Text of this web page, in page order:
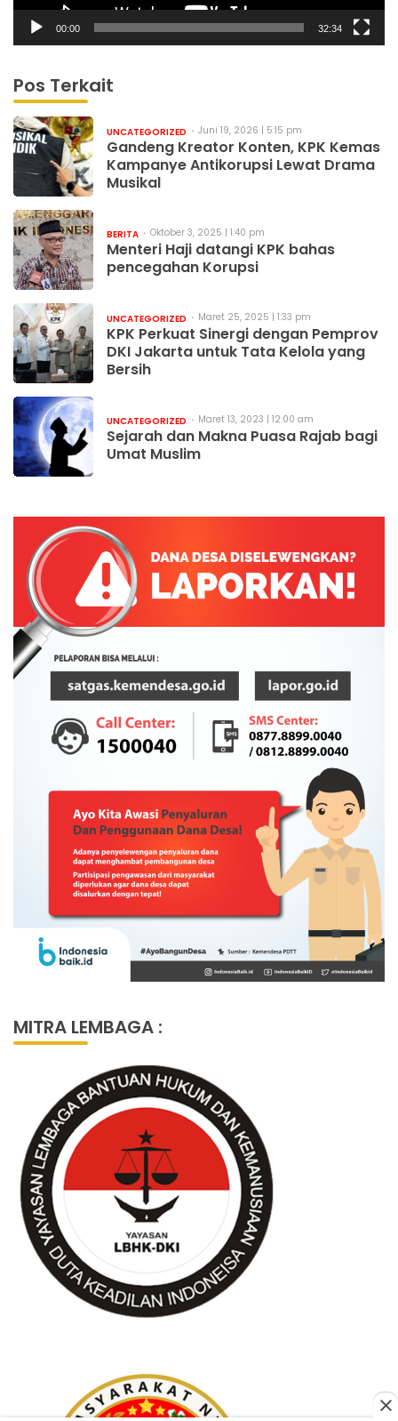
00:00 32:34
Pos Terkait
UNCATEGORIZED Juni 19, 2026 | 5:15 pm
Gandeng Kreator Konten, KPK Kemas
Kampanye Antikorupsi Lewat Drama
Musikal
BERITA Oktober 3, 2025 | 1:40 pm
Menteri Haji datangi KPK bahas
pencegahan Korupsi
UNCATEGORIZED Maret 25, 2025 | 1:33 pm
KPK Perkuat Sinergi dengan Pemprov
DKI Jakarta untuk Tata Kelola yang
Bersih
UNCATEGORIZED Maret 13, 2023 | 12:00 am
Sejarah dan Makna Puasa Rajab bagi
Umat Muslim
MITRA LEMBAGA :